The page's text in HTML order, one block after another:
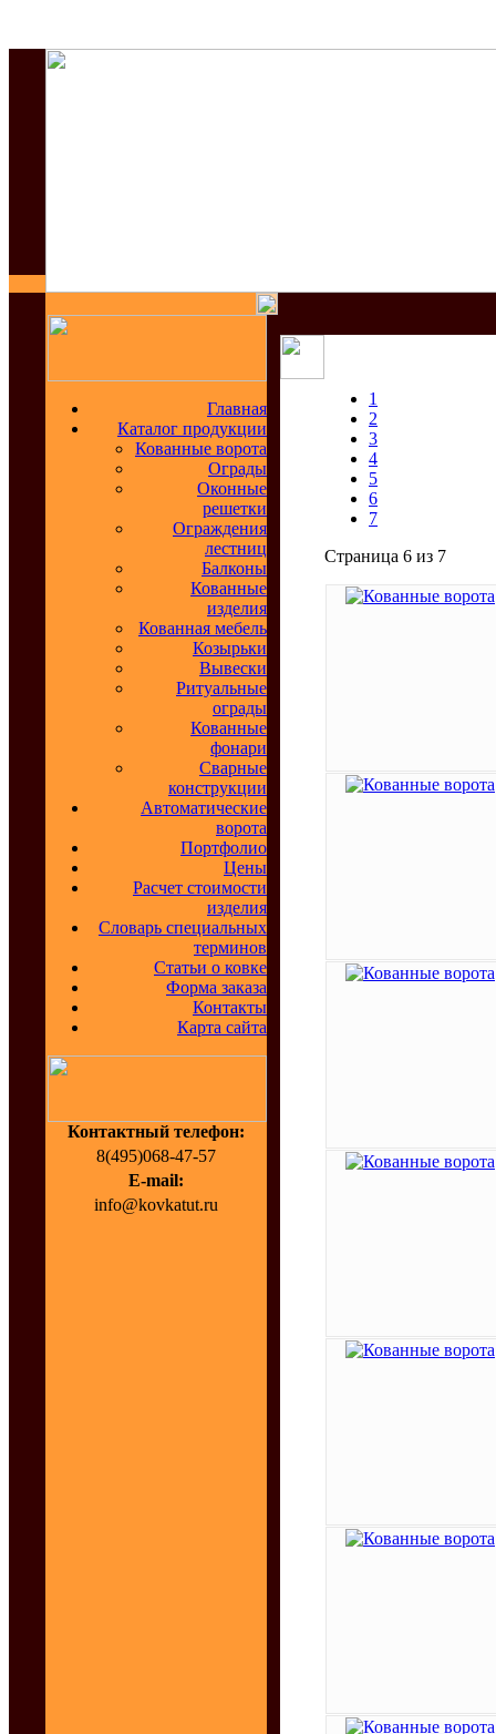
Главная
Каталог продукции
Кованные ворота
Ограды
Оконные
решетки
Ограждения
лестниц
Балконы
Кованные
изделия
Кованная мебель
Козырьки
Вывески
Ритуальные
ограды
Кованные
фонари
Сварные
конструкции
Автоматические
ворота
Портфолио
Цены
Расчет стоимости
изделия
Словарь специальных
терминов
Статьи о ковке
Форма заказа
Контакты
Карта сайта
Контактный телефон:
8(495)068-47-57
E-mail:
info@kovkatut.ru
1
2
3
4
5
6
7
Страница 6 из 7